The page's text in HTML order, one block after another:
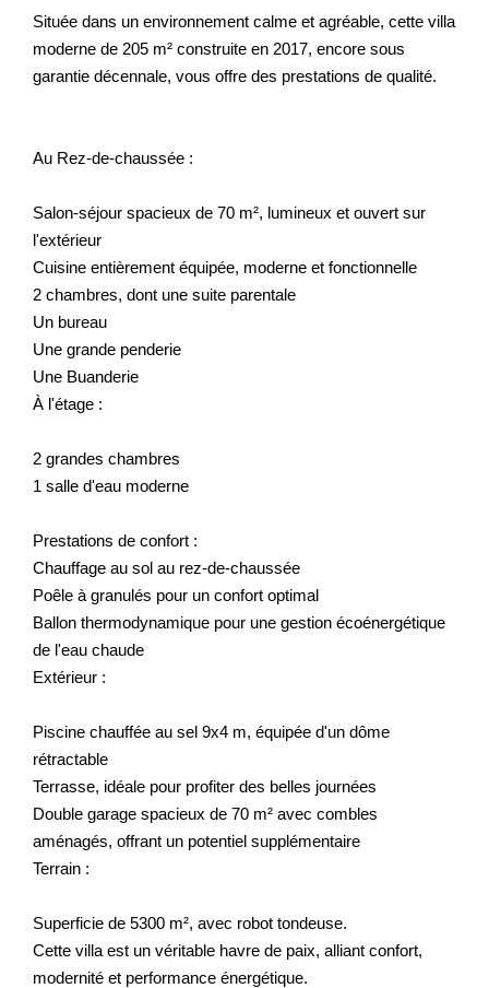
Située dans un environnement calme et agréable, cette villa
moderne de 205 m² construite en 2017, encore sous
garantie décennale, vous offre des prestations de qualité.
Au Rez-de-chaussée :
Salon-séjour spacieux de 70 m², lumineux et ouvert sur
l'extérieur
Cuisine entièrement équipée, moderne et fonctionnelle
2 chambres, dont une suite parentale
Un bureau
Une grande penderie
Une Buanderie
À l'étage :
2 grandes chambres
1 salle d'eau moderne
Prestations de confort :
Chauffage au sol au rez-de-chaussée
Poêle à granulés pour un confort optimal
Ballon thermodynamique pour une gestion écoénergétique
de l'eau chaude
Extérieur :
Piscine chauffée au sel 9x4 m, équipée d'un dôme
rétractable
Terrasse, idéale pour profiter des belles journées
Double garage spacieux de 70 m² avec combles
aménagés, offrant un potentiel supplémentaire
Terrain :
Superficie de 5300 m², avec robot tondeuse.
Cette villa est un véritable havre de paix, alliant confort,
modernité et performance énergétique.